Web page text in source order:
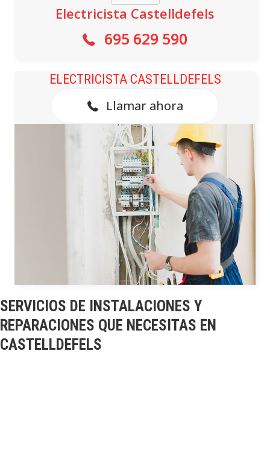
Electricista Castelldefels
695 629 590
ELECTRICISTA CASTELLDEFELS
Llamar ahora
SERVICIOS DE INSTALACIONES Y
REPARACIONES QUE NECESITAS EN
CASTELLDEFELS